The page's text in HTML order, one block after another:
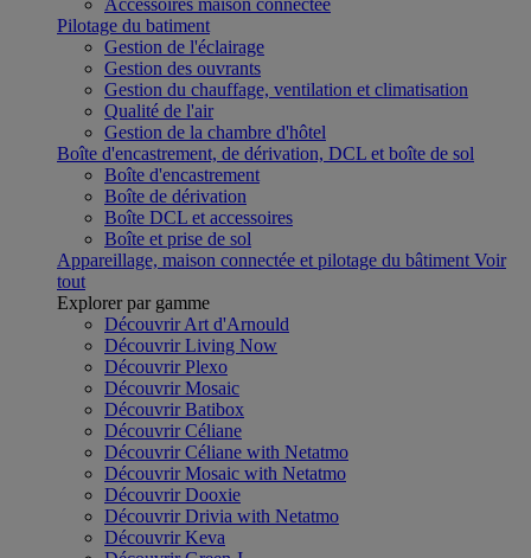
Accessoires maison connectée
Pilotage du batiment
Gestion de l'éclairage
Gestion des ouvrants
Gestion du chauffage, ventilation et climatisation
Qualité de l'air
Gestion de la chambre d'hôtel
Boîte d'encastrement, de dérivation, DCL et boîte de sol
Boîte d'encastrement
Boîte de dérivation
Boîte DCL et accessoires
Boîte et prise de sol
Appareillage, maison connectée et pilotage du bâtiment Voir
tout
Explorer par gamme
Découvrir Art d'Arnould
Découvrir Living Now
Découvrir Plexo
Découvrir Mosaic
Découvrir Batibox
Découvrir Céliane
Découvrir Céliane with Netatmo
Découvrir Mosaic with Netatmo
Découvrir Dooxie
Découvrir Drivia with Netatmo
Découvrir Keva